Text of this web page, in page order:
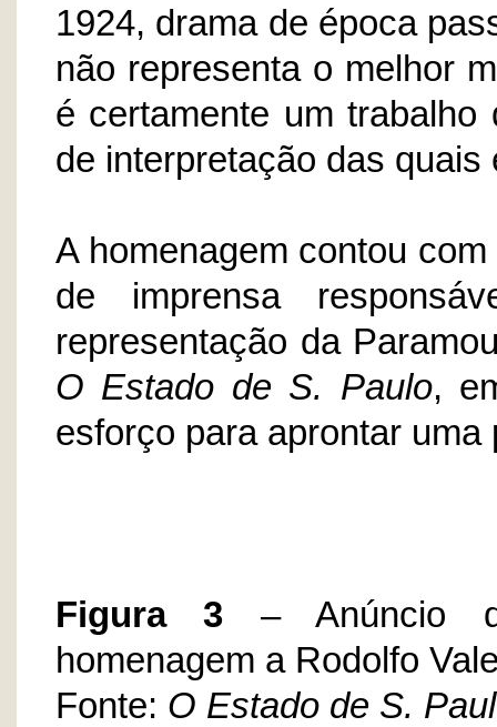
1924, drama de época
não representa o melhor
é certamente um trabalho
de interpretação das quais
A homenagem contou
de imprensa
representação da
O Estado de S. Paulo,
esforço para aprontar
Figura 3 – Anúncio
homenagem a Rodolfo
Fonte: O Estado de S.